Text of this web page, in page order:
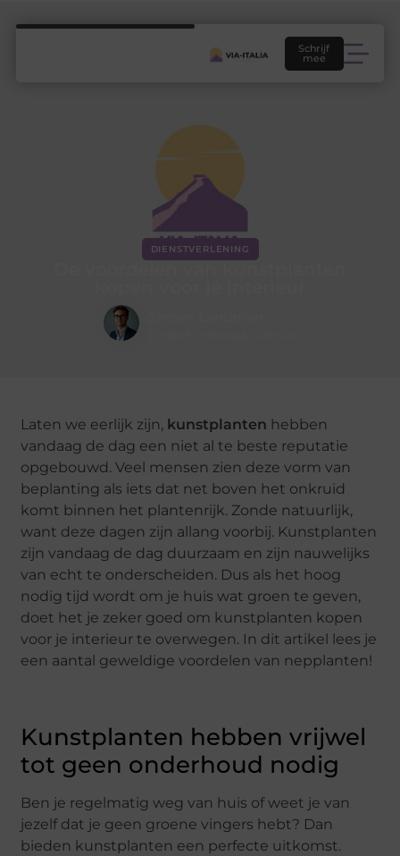
Schrijf
mee
DIENSTVERLENING
Laten we eerlijk zijn, kunstplanten hebben
vandaag de dag een niet al te beste reputatie
opgebouwd. Veel mensen zien deze vorm van
beplanting als iets dat net boven het onkruid
komt binnen het plantenrijk. Zonde natuurlijk,
want deze dagen zijn allang voorbij. Kunstplanten
zijn vandaag de dag duurzaam en zijn nauwelijks
van echt te onderscheiden. Dus als het hoog
nodig tijd wordt om je huis wat groen te geven,
doet het je zeker goed om kunstplanten kopen
voor je interieur te overwegen. In dit artikel lees je
een aantal geweldige voordelen van nepplanten!
Kunstplanten hebben vrijwel
tot geen onderhoud nodig
Ben je regelmatig weg van huis of weet je van
jezelf dat je geen groene vingers hebt? Dan
bieden kunstplanten een perfecte uitkomst.